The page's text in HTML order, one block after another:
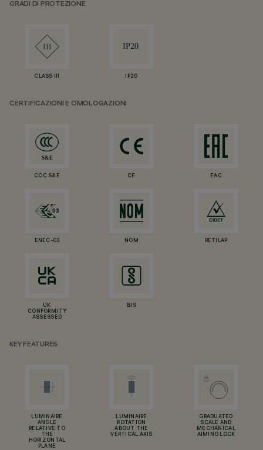
GRADI DI PROTEZIONE
CLASS III IP20
CERTIFICAZIONI E OMOLOGAZIONI
CCC S&E CE EAC
ENEC-03 NOM RETILAP
UK
CONFORMITY
ASSESSED
BIS
KEY FEATURES
LUMINAIRE
ANGLE
RELATIVE TO
THE
HORIZONTAL
PLANE
LUMINAIRE
ROTATION
ABOUT THE
VERTICAL AXIS
GRADUATED
SCALE AND
MECHANICAL
AIMING LOCK